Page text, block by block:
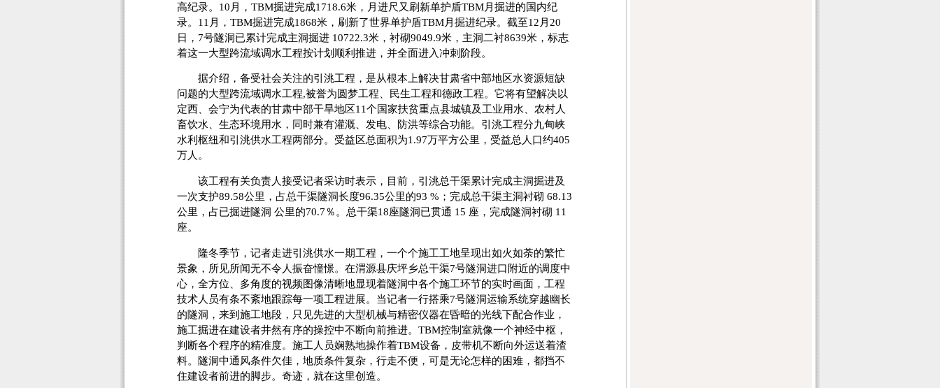
高纪录。10月，TBM掘进完成1718.6米，月进尺又刷新单护盾TBM月掘进的国内纪
录。11月，TBM掘进完成1868米，刷新了世界单护盾TBM月掘进纪录。截至12月20
日，7号隧洞已累计完成主洞掘进 10722.3米，衬砌9049.9米，主洞二衬8639米，标志
着这一大型跨流域调水工程按计划顺利推进，并全面进入冲刺阶段。
据介绍，备受社会关注的引洮工程，是从根本上解决甘肃省中部地区水资源短缺
问题的大型跨流域调水工程,被誉为圆梦工程、民生工程和德政工程。它将有望解决以
定西、会宁为代表的甘肃中部干旱地区11个国家扶贫重点县城镇及工业用水、农村人
畜饮水、生态环境用水，同时兼有灌溉、发电、防洪等综合功能。引洮工程分九甸峡
水利枢纽和引洮供水工程两部分。受益区总面积为1.97万平方公里，受益总人口约405
万人。
该工程有关负责人接受记者采访时表示，目前，引洮总干渠累计完成主洞掘进及
一次支护89.58公里，占总干渠隧洞长度96.35公里的93 %；完成总干渠主洞衬砌 68.13
公里，占已掘进隧洞 公里的70.7％。总干渠18座隧洞已贯通 15 座，完成隧洞衬砌 11
座。
隆冬季节，记者走进引洮供水一期工程，一个个施工工地呈现出如火如荼的繁忙
景象，所见所闻无不令人振奋憧憬。在渭源县庆坪乡总干渠7号隧洞进口附近的调度中
心，全方位、多角度的视频图像清晰地显现着隧洞中各个施工环节的实时画面，工程
技术人员有条不紊地跟踪每一项工程进展。当记者一行搭乘7号隧洞运输系统穿越幽长
的隧洞，来到施工地段，只见先进的大型机械与精密仪器在昏暗的光线下配合作业，
施工掘进在建设者井然有序的操控中不断向前推进。TBM控制室就像一个神经中枢，
判断各个程序的精准度。施工人员娴熟地操作着TBM设备，皮带机不断向外运送着渣
料。隧洞中通风条件欠佳，地质条件复杂，行走不便，可是无论怎样的困难，都挡不
住建设者前进的脚步。奇迹，就在这里创造。